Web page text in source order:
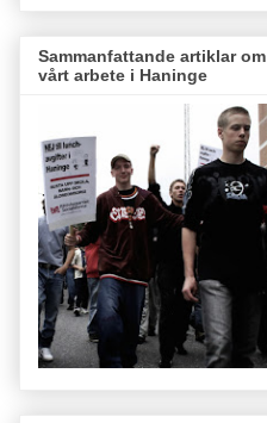
Sammanfattande artiklar om
vårt arbete i Haninge